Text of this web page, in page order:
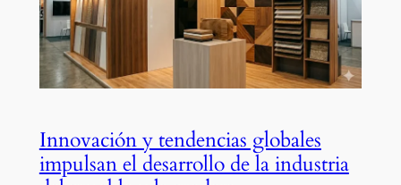
Innovación y tendencias globales
impulsan el desarrollo de la industria